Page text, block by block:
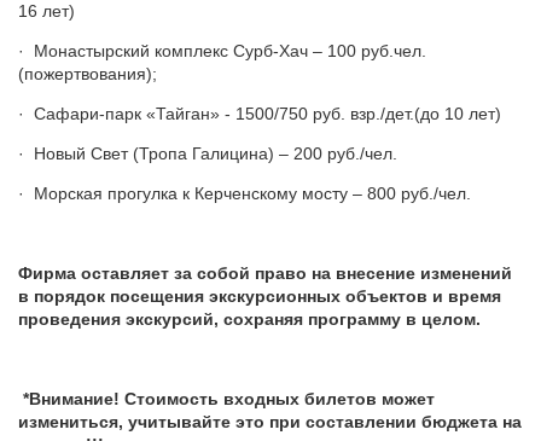
16 лет)
· Монастырский комплекс Сурб-Хач – 100 руб.чел.
(пожертвования);
· Сафари-парк «Тайган» - 1500/750 руб. взр./дет.(до 10 лет)
· Новый Свет (Тропа Галицина) – 200 руб./чел.
· Морская прогулка к Керченскому мосту – 800 руб./чел.
Фирма оставляет за собой право на внесение изменений
в порядок посещения экскурсионных объектов и время
проведения экскурсий, сохраняя программу в целом.
*Внимание! Стоимость входных билетов может
измениться, учитывайте это при составлении бюджета на